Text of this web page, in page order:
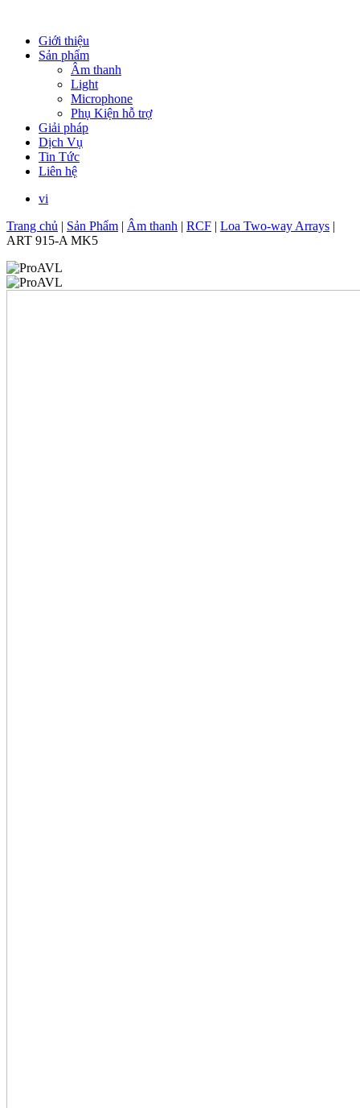
Giới thiệu
Sản phẩm
Âm thanh
Light
Microphone
Phụ Kiện hỗ trợ
Giải pháp
Dịch Vụ
Tin Tức
Liên hệ
vi
Trang chủ | Sản Phẩm | Âm thanh | RCF | Loa Two-way Arrays |
ART 915-A MK5